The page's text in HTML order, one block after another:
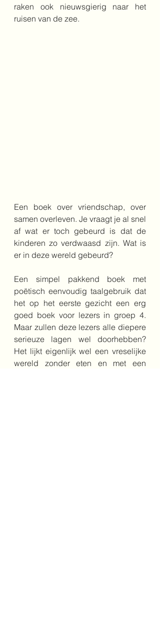
raken ook nieuwsgierig naar het
ruisen van de zee.
Een boek over vriendschap, over
samen overleven. Je vraagt je al snel
af wat er toch gebeurd is dat de
kinderen zo verdwaasd zijn. Wat is
er in deze wereld gebeurd?
Een simpel pakkend boek met
poëtisch eenvoudig taalgebruik dat
het op het eerste gezicht een erg
goed boek voor lezers in groep 4.
Maar zullen deze lezers alle diepere
serieuze lagen wel doorhebben?
Het lijkt eigenlijk wel een vreselijke
wereld zonder eten en met een